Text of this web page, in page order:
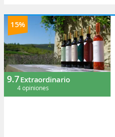
15%
9.7Extraordinario
4 opiniones